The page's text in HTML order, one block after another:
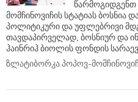
მომჩინოვიჩის სტატიას ბოსნია
პოლიტიკური და უფლებრივი
თავდაპირველად, ბოსნიურ და
ჰაინრიჰ ბიოლის ფონდის
ზლატიბორკა პოპოვ-